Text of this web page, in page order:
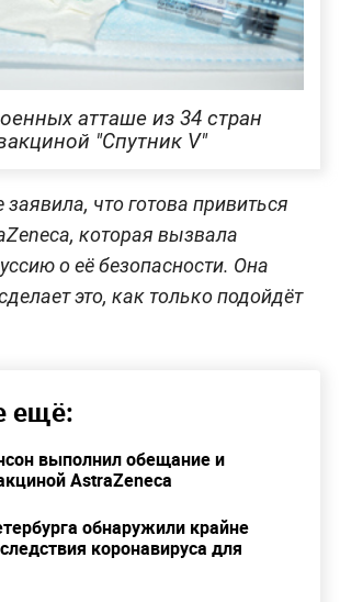
атташе из 34 стран
"Спутник V"
что готова привиться
которая вызвала
о её безопасности. Она
это, как только подойдёт
ещё:
выполнил обещание и
AstraZeneca
обнаружили крайне
коронавируса для